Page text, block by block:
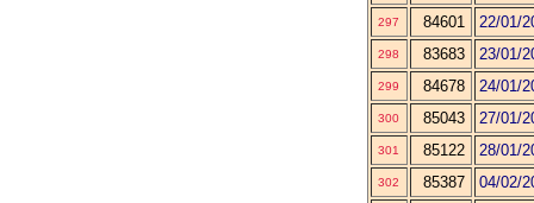
297 84601 22/01/
298 83683 23/01/
299 84678 24/01/
300 85043 27/01/
301 85122 28/01/
302 85387 04/02/